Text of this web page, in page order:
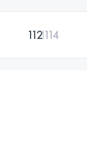
112114